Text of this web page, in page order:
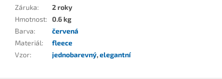
Záruka:
2 roky
Hmotnost: 0.6 kg
Barva:
červená
Materiál:
fleece
Vzor: jednobarevný,elegantní